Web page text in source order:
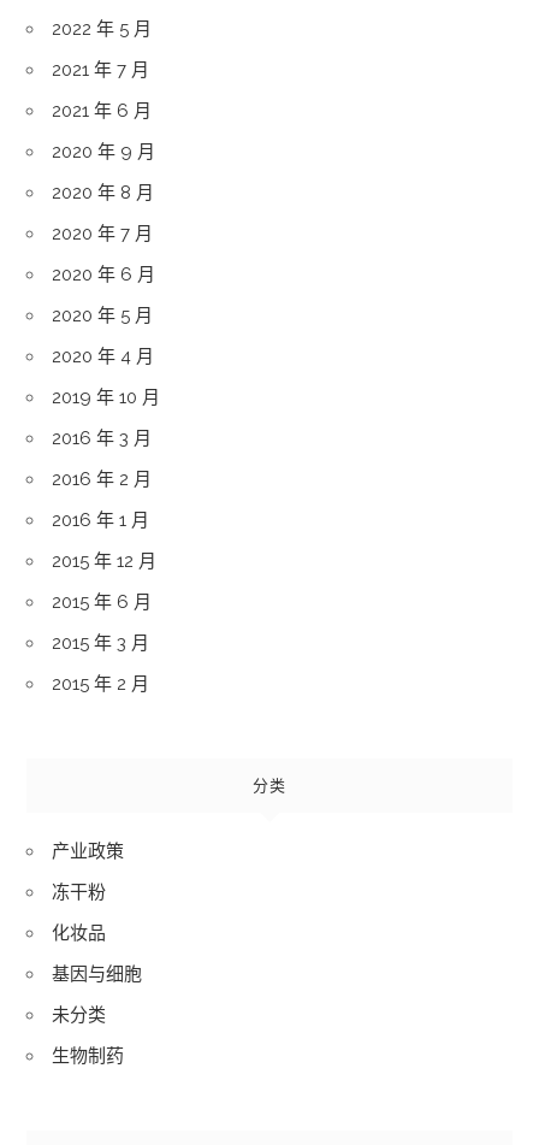
2022 年 5 月
2021 年 7 月
2021 年 6 月
2020 年 9 月
2020 年 8 月
2020 年 7 月
2020 年 6 月
2020 年 5 月
2020 年 4 月
2019 年 10 月
2016 年 3 月
2016 年 2 月
2016 年 1 月
2015 年 12 月
2015 年 6 月
2015 年 3 月
2015 年 2 月
分类
产业政策
冻干粉
化妆品
基因与细胞
未分类
生物制药